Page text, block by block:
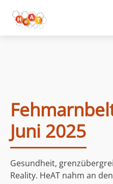
Juni 2025
Gesundheit,
Reality. HeAT nahm an